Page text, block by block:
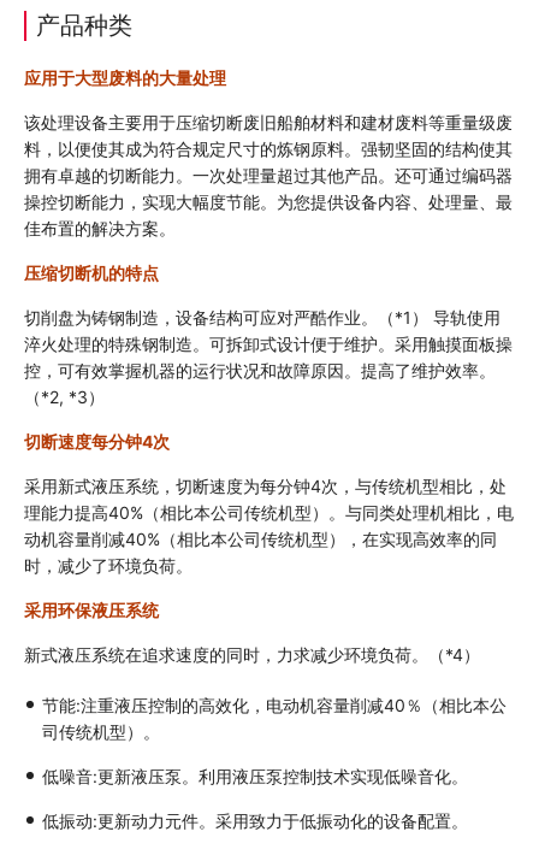
产品种类
应用于大型废料的大量处理
该处理设备主要用于压缩切断废旧船舶材料和建材废料等重量级废
料，以便使其成为符合规定尺寸的炼钢原料。强韧坚固的结构使其
拥有卓越的切断能力。一次处理量超过其他产品。还可通过编码器
操控切断能力，实现大幅度节能。为您提供设备内容、处理量、最
佳布置的解决方案。
压缩切断机的特点
切削盘为铸钢制造，设备结构可应对严酷作业。（*1） 导轨使用
淬火处理的特殊钢制造。可拆卸式设计便于维护。采用触摸面板操
控，可有效掌握机器的运行状况和故障原因。提高了维护效率。
（*2, *3）
切断速度每分钟4次
采用新式液压系统，切断速度为每分钟4次，与传统机型相比，处
理能力提高40%（相比本公司传统机型）。与同类处理机相比，电
动机容量削减40%（相比本公司传统机型），在实现高效率的同
时，减少了环境负荷。
采用环保液压系统
新式液压系统在追求速度的同时，力求减少环境负荷。（*4）
节能:注重液压控制的高效化，电动机容量削减40％（相比本公
司传统机型）。
低噪音:更新液压泵。利用液压泵控制技术实现低噪音化。
低振动:更新动力元件。采用致力于低振动化的设备配置。